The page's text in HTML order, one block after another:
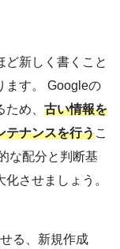
ど新しく書くこと
ます。 Googleの
め、 古い情報を
テナンスを行うこ
な配分と判断基
させましょう。
る、新規作成